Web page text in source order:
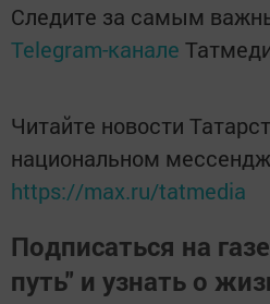
Следите за самым
Telegram-канале
Читайте новости
национальном
https://max.ru/tatmedia
Подписаться на
путь" и узнать о